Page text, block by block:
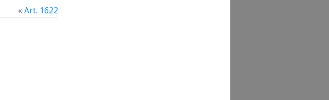
« Art. 1622